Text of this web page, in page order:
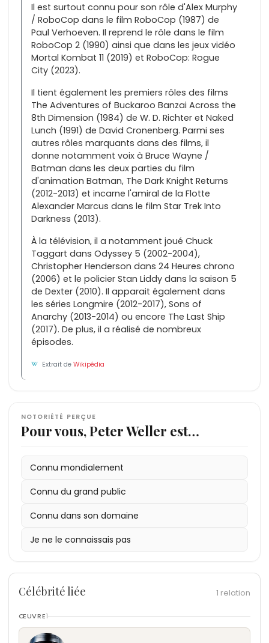
Il est surtout connu pour son rôle d'Alex Murphy
/ RoboCop dans le film RoboCop (1987) de
Paul Verhoeven. Il reprend le rôle dans le film
RoboCop 2 (1990) ainsi que dans les jeux vidéo
Mortal Kombat 11 (2019) et RoboCop: Rogue
City (2023).
Il tient également les premiers rôles des films
The Adventures of Buckaroo Banzai Across the
8th Dimension (1984) de W. D. Richter et Naked
Lunch (1991) de David Cronenberg. Parmi ses
autres rôles marquants dans des films, il
donne notamment voix à Bruce Wayne /
Batman dans les deux parties du film
d'animation Batman, The Dark Knight Returns
(2012-2013) et incarne l'amiral de la Flotte
Alexander Marcus dans le film Star Trek Into
Darkness (2013).
À la télévision, il a notamment joué Chuck
Taggart dans Odyssey 5 (2002-2004),
Christopher Henderson dans 24 Heures chrono
(2006) et le policier Stan Liddy dans la saison 5
de Dexter (2010). Il apparait également dans
les séries Longmire (2012-2017), Sons of
Anarchy (2013-2014) ou encore The Last Ship
(2017). De plus, il a réalisé de nombreux
épisodes.
Extrait deWikipédia
NOTORIÉTÉ PERÇUE
Pour vous, Peter Weller est…
Connu mondialement
Connu du grand public
Connu dans son domaine
Je ne le connaissais pas
Célébrité liée 1 relation
ŒUVRE1